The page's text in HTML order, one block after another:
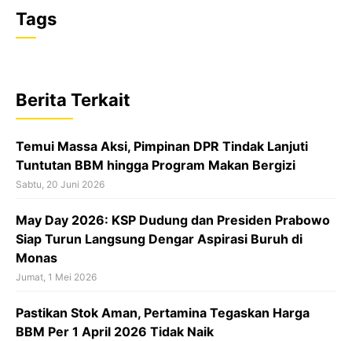
a
c
b
o
o
k
s
A
p
p
a
d
s
Tags
Berita Terkait
Temui Massa Aksi, Pimpinan DPR Tindak Lanjuti
Tuntutan BBM hingga Program Makan Bergizi
Sabtu, 20 Juni 2026
May Day 2026: KSP Dudung dan Presiden Prabowo
Siap Turun Langsung Dengar Aspirasi Buruh di
Monas
Jumat, 1 Mei 2026
Pastikan Stok Aman, Pertamina Tegaskan Harga
BBM Per 1 April 2026 Tidak Naik